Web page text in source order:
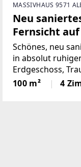
MASSIVHAUS 9571
Neu
Fernsicht
Schönes, neu
in absolut
Erdgeschoss,
Sonnenlage,
über der
100 m² 4